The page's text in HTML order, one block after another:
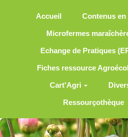
Accueil Contenus en
Microfermes
Echange de Pratiques
Fiches ressource
Cart'Agri
Ressourçothèque